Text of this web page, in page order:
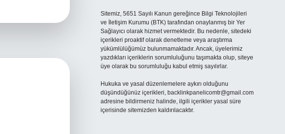
Sitemiz, 5651 Sayılı Kanun gereğince Bilgi Teknolojileri
ve İletişim Kurumu (BTK) tarafından onaylanmış bir Yer
Sağlayıcı olarak hizmet vermektedir. Bu nedenle, sitedeki
içerikleri proaktif olarak denetleme veya araştırma
yükümlülüğümüz bulunmamaktadır. Ancak, üyelerimiz
yazdıkları içeriklerin sorumluluğunu taşımakta olup, siteye
üye olarak bu sorumluluğu kabul etmiş sayılırlar.
Hukuka ve yasal düzenlemelere aykırı olduğunu
düşündüğünüz içerikleri, backlinkpanelicomtr@gmail.com
adresine bildirmeniz halinde, ilgili içerikler yasal süre
içerisinde sitemizden kaldırılacaktır.